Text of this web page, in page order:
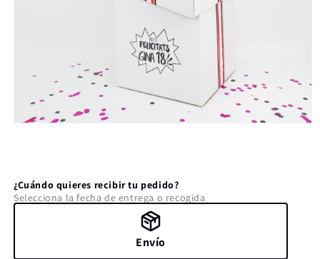
una
ventana
modal
¿Cuándo quieres recibir tu pedido?
Selecciona la fecha de entrega o recogida
Envío